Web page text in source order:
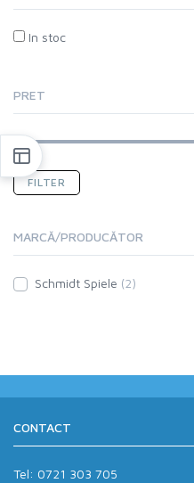
In stoc
PRET
FILTER
MARCĂ/PRODUCĂTOR
Schmidt Spiele (2)
CONTACT
Tel: 0721 303 705